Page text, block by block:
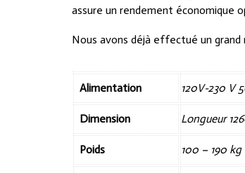
assure un rendement économique
Nous avons déjà effectué un
Alimentation 120V-230 V
Dimension Longueur
Poids 100 – 190 kg